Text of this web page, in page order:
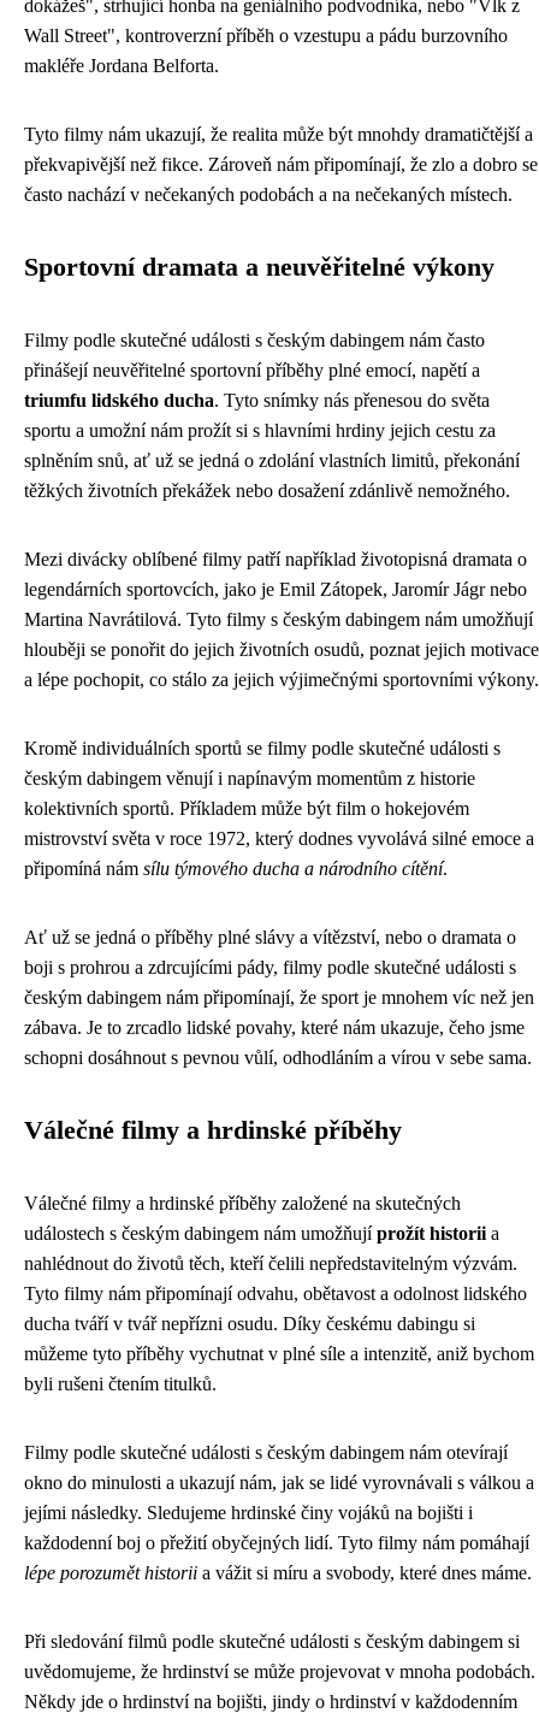
dokážeš", strhující honba na geniálního podvodníka, nebo "Vlk z
Wall Street", kontroverzní příběh o vzestupu a pádu burzovního
makléře Jordana Belforta.
Tyto filmy nám ukazují, že realita může být mnohdy dramatičtější a
překvapivější než fikce. Zároveň nám připomínají, že zlo a dobro se
často nachází v nečekaných podobách a na nečekaných místech.
Sportovní dramata a neuvěřitelné výkony
Filmy podle skutečné události s českým dabingem nám často
přinášejí neuvěřitelné sportovní příběhy plné emocí, napětí a
triumfu lidského ducha. Tyto snímky nás přenesou do světa
sportu a umožní nám prožít si s hlavními hrdiny jejich cestu za
splněním snů, ať už se jedná o zdolání vlastních limitů, překonání
těžkých životních překážek nebo dosažení zdánlivě nemožného.
Mezi divácky oblíbené filmy patří například životopisná dramata o
legendárních sportovcích, jako je Emil Zátopek, Jaromír Jágr nebo
Martina Navrátilová. Tyto filmy s českým dabingem nám umožňují
hlouběji se ponořit do jejich životních osudů, poznat jejich motivace
a lépe pochopit, co stálo za jejich výjimečnými sportovními výkony.
Kromě individuálních sportů se filmy podle skutečné události s
českým dabingem věnují i napínavým momentům z historie
kolektivních sportů. Příkladem může být film o hokejovém
mistrovství světa v roce 1972, který dodnes vyvolává silné emoce a
připomíná nám sílu týmového ducha a národního cítění.
Ať už se jedná o příběhy plné slávy a vítězství, nebo o dramata o
boji s prohrou a zdrcujícími pády, filmy podle skutečné události s
českým dabingem nám připomínají, že sport je mnohem víc než jen
zábava. Je to zrcadlo lidské povahy, které nám ukazuje, čeho jsme
schopni dosáhnout s pevnou vůlí, odhodláním a vírou v sebe sama.
Válečné filmy a hrdinské příběhy
Válečné filmy a hrdinské příběhy založené na skutečných
událostech s českým dabingem nám umožňujíprožít historii a
nahlédnout do životů těch, kteří čelili nepředstavitelným výzvám.
Tyto filmy nám připomínají odvahu, obětavost a odolnost lidského
ducha tváří v tvář nepřízni osudu. Díky českému dabingu si
můžeme tyto příběhy vychutnat v plné síle a intenzitě, aniž bychom
byli rušeni čtením titulků.
Filmy podle skutečné události s českým dabingem nám otevírají
okno do minulosti a ukazují nám, jak se lidé vyrovnávali s válkou a
jejími následky. Sledujeme hrdinské činy vojáků na bojišti i
každodenní boj o přežití obyčejných lidí. Tyto filmy nám pomáhají
lépe porozumět historii a vážit si míru a svobody, které dnes máme.
Při sledování filmů podle skutečné události s českým dabingem si
uvědomujeme, že hrdinství se může projevovat v mnoha podobách.
Někdy jde o hrdinství na bojišti, jindy o hrdinství v každodenním